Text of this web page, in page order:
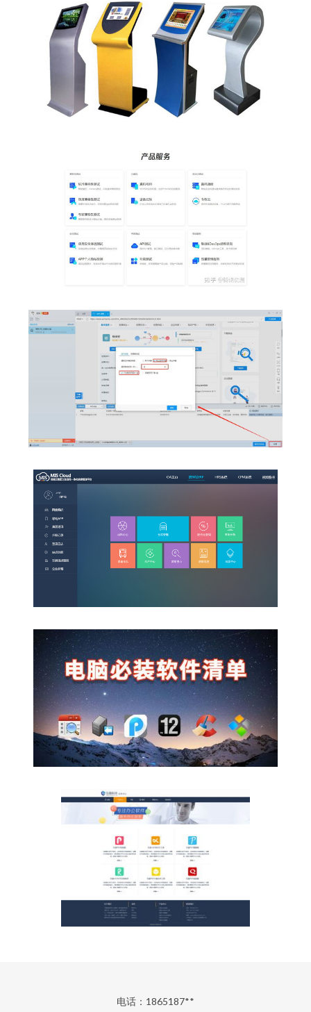
电话：1865187**